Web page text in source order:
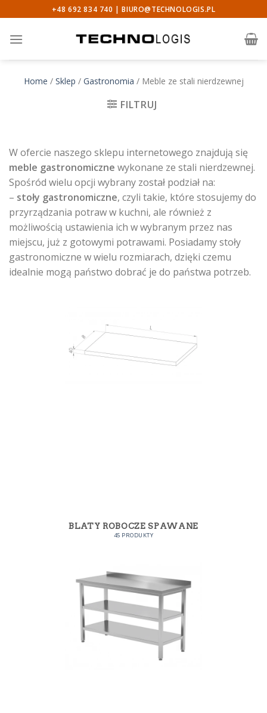
to
content
+48 692 834 740 |BIURO@TECHNOLOGIS.PL
Home / Sklep / Gastronomia / Meble ze stali nierdzewnej
FILTRUJ
W ofercie naszego sklepu internetowego znajdują się
meble gastronomiczne wykonane ze stali nierdzewnej.
Spośród wielu opcji wybrany został podział na:
– stoły gastronomiczne, czyli takie, które stosujemy do
przyrządzania potraw w kuchni, ale również z
możliwością ustawienia ich w wybranym przez nas
miejscu, już z gotowymi potrawami. Posiadamy stoły
gastronomiczne w wielu rozmiarach, dzięki czemu
idealnie mogą państwo dobrać je do państwa potrzeb.
BLATY ROBOCZE SPAWANE
45 PRODUKTY